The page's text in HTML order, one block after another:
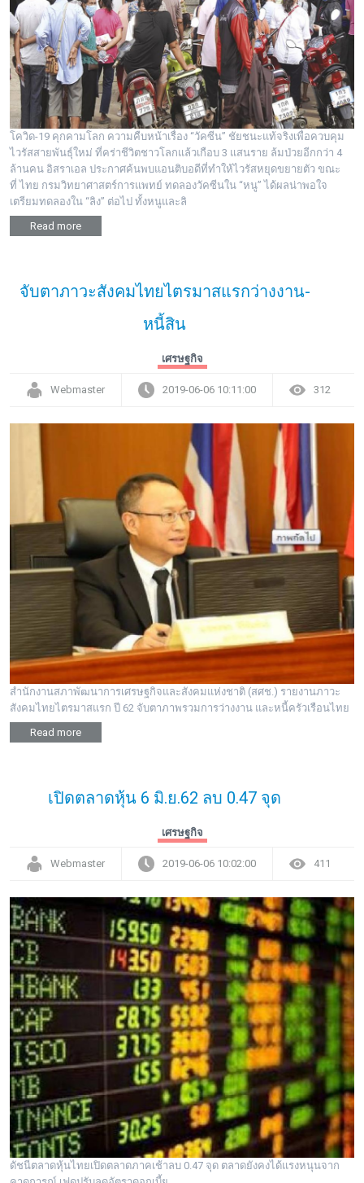
โควิด-19 คุกคามโลก ความคืบหน้าเรื่อง “วัคซีน” ชัยชนะแท้จริงเพื่อควบคุม
ไวรัสสายพันธุ์ใหม่ ที่คร่าชีวิตชาวโลกแล้วเกือบ 3 แสนราย ล้มป่วยอีกกว่า 4
ล้านคน อิสราเอล ประกาศค้นพบแอนติบอดีที่ทำให้ไวรัสหยุดขยายตัว ขณะ
ที่ ไทย กรมวิทยาศาสตร์การแพทย์ ทดลองวัคซีนใน “หนู” ได้ผลน่าพอใจ
เตรียมทดลองใน “ลิง” ต่อไป ทั้งหนูและลิ
Read more
จับตาภาวะสังคมไทยไตรมาสแรกว่างงาน-
หนี้สิน
เศรษฐกิจ
Webmaster 2019-06-06 10:11:00 312
สำนักงานสภาพัฒนาการเศรษฐกิจและสังคมแห่งชาติ (สศช.) รายงานภาวะ
สังคมไทยไตรมาสแรก ปี 62 จับตาภาพรวมการว่างงาน และหนี้ครัวเรือนไทย
Read more
เปิดตลาดหุ้น 6 มิ.ย.62 ลบ 0.47 จุด
เศรษฐกิจ
Webmaster 2019-06-06 10:02:00 411
ดัชนีตลาดหุ้นไทยเปิดตลาดภาคเช้าลบ 0.47 จุด ตลาดยังคงได้แรงหนุนจาก